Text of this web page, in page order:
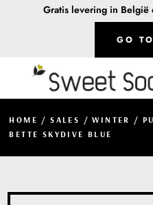
Gratis levering in
GO
HOME /SALES /WINTER /
BETTE SKYDIVE BLUE